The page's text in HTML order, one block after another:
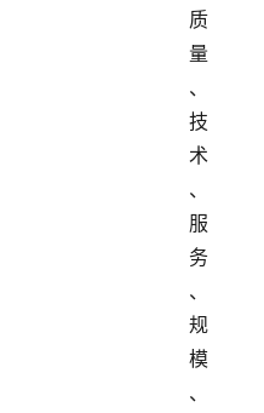
质
量
、
技
术
、
服
务
、
规
模
、